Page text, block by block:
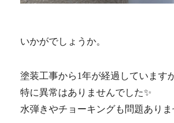
いかがでしょうか。
塗装工事から1年が経過しています
特に異常はありませんでした✨
水弾きやチョーキングも問題ありま